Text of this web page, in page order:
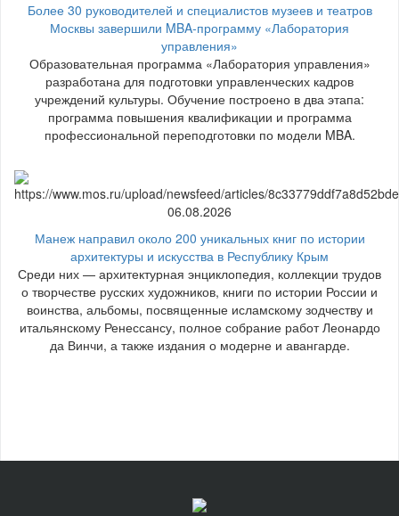
Более 30 руководителей и специалистов музеев и театров
Москвы завершили MBA-программу «Лаборатория
управления»
Образовательная программа «Лаборатория управления»
разработана для подготовки управленческих кадров
учреждений культуры. Обучение построено в два этапа:
программа повышения квалификации и программа
профессиональной переподготовки по модели MBA.
06.08.2026
Манеж направил около 200 уникальных книг по истории
архитектуры и искусства в Республику Крым
Среди них — архитектурная энциклопедия, коллекции трудов
о творчестве русских художников, книги по истории России и
воинства, альбомы, посвященные исламскому зодчеству и
итальянскому Ренессансу, полное собрание работ Леонардо
да Винчи, а также издания о модерне и авангарде.